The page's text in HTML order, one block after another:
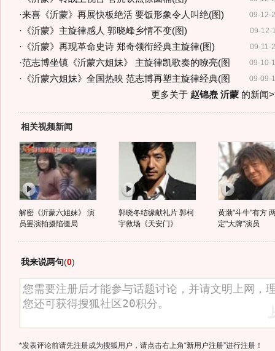
09-12-
·来喜《沂蒙》再展快板绝活 要饭形象令人叫绝(图)
09-12-
· 《沂蒙》主旋律感人 郭晓峰乡情不变(图)
09-11-
· 《沂蒙》再现革命史诗 郑奇领衔经典主旋律(图)
09-10-
·范志博坐镇《沂蒙六姐妹》 主旋律凯歌奏的嘹亮(图
09-09-
· 《沂蒙六姐妹》全国热映 范志博再塑主旋律经典(图
更多关于 赵锦焘 沂蒙的新闻
相关视频新闻
解密《沂蒙六姐妹》 演
员罢演拍摄陷僵局
郭晓冬结缘献礼片 郭柯
宇救场《天安门》
黄渤"斗牛"有方
定"大牌"演员
我来说两句(0)
*发表评论前请先注册成为搜狐用户，请点击右上角“新用户注册”进行注册！